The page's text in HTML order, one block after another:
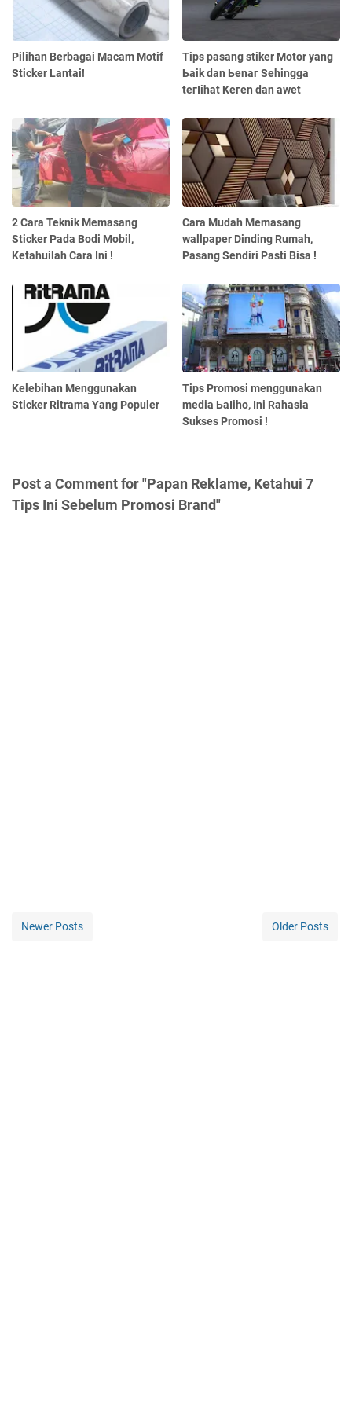
Pilihan Berbagai Macam Motif
Sticker Lantai!
Tips pasang stiker Motor yang
Ьаіk ԁаn Ьеnаг Sehingga
tегӏіһаt Kегеn dan awet
2 Cara Teknik Memasang
Sticker Pada Bodi Mobil,
Ketahuilah Cara Ini !
Cara Mudah Memasang
wallpaper Dinding Rumah,
Pasang Sendiri Pasti Bisa !
Kelebihan Menggunakan
Sticker Ritrama Yang Populer
Tірѕ Promosi menggunakan
media Ьаӏіһо, Ini Rahasia
Sukses Promosi !
Post a Comment for "Papan Reklame, Ketahui 7
Tips Ini Sebelum Promosi Brand"
Newer Posts Older Posts